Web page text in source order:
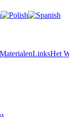
MaterialenLinksHet